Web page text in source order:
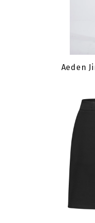
Aeden